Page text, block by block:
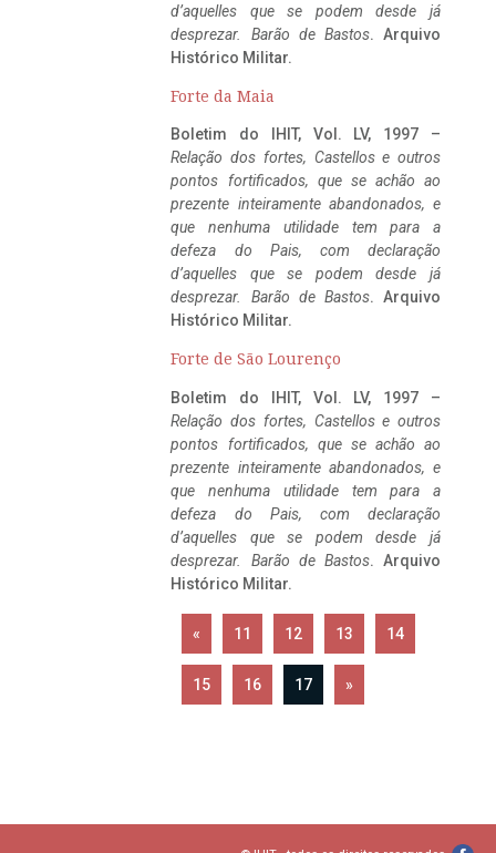
d’aquelles que se podem desde já
desprezar. Barão de Bastos. Arquivo
Histórico Militar.
Forte da Maia
Boletim do IHIT, Vol. LV, 1997 –
Relação dos fortes, Castellos e outros
pontos fortificados, que se achão ao
prezente inteiramente abandonados, e
que nenhuma utilidade tem para a
defeza do Pais, com declaração
d’aquelles que se podem desde já
desprezar. Barão de Bastos. Arquivo
Histórico Militar.
Forte de São Lourenço
Boletim do IHIT, Vol. LV, 1997 –
Relação dos fortes, Castellos e outros
pontos fortificados, que se achão ao
prezente inteiramente abandonados, e
que nenhuma utilidade tem para a
defeza do Pais, com declaração
d’aquelles que se podem desde já
desprezar. Barão de Bastos. Arquivo
Histórico Militar.
« 11 12 13 14
15 16 17 »